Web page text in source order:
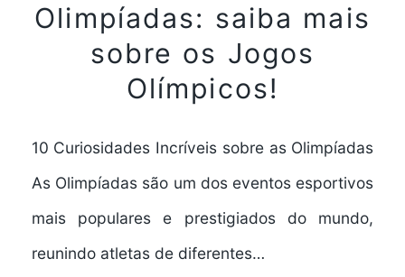
Olimpíadas: saiba mais
sobre os Jogos
Olímpicos!
10 Curiosidades Incríveis sobre as Olimpíadas
As Olimpíadas são um dos eventos esportivos
mais populares e prestigiados do mundo,
reunindo atletas de diferentes…